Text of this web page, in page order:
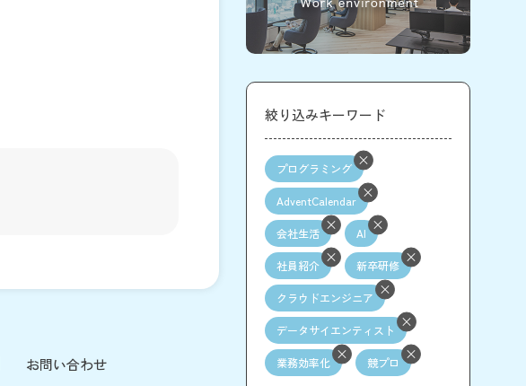
お問い合わせ
絞り込みキーワード
プログラミング
AdventCalendar
会社生活 AI
社員紹介 新卒研修
クラウドエンジニア
データサイエンティスト
業務効率化 競プロ